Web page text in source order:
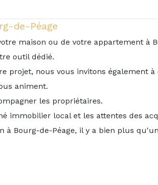
de-Péage
maison ou de votre appartement à
outil dédié.
projet, nous vous invitons également à
animent.
les propriétaires.
immobilier local et les attentes des
Bourg-de-Péage, il y a bien plus